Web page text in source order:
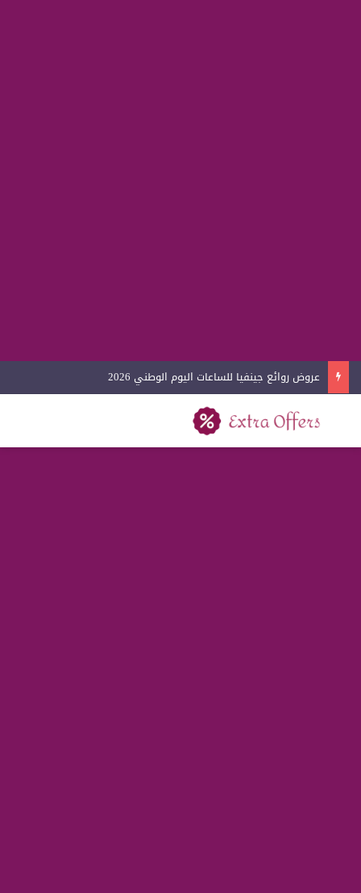
عروض روائع جينفيا للساعات اليوم الوطني 2026
بحث عن